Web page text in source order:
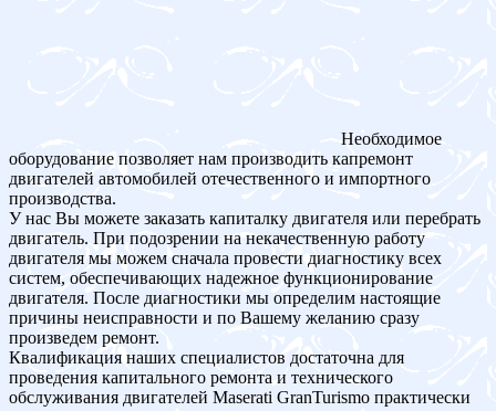
Необходимое
оборудование позволяет нам производить капремонт
двигателей автомобилей отечественного и импортного
производства.
У нас Вы можете заказать капиталку двигателя или перебрать
двигатель. При подозрении на некачественную работу
двигателя мы можем сначала провести диагностику всех
систем, обеспечивающих надежное функционирование
двигателя. После диагностики мы определим настоящие
причины неисправности и по Вашему желанию сразу
произведем ремонт.
Квалификация наших специалистов достаточна для
проведения капитального ремонта и технического
обслуживания двигателей Maserati GranTurismo практически